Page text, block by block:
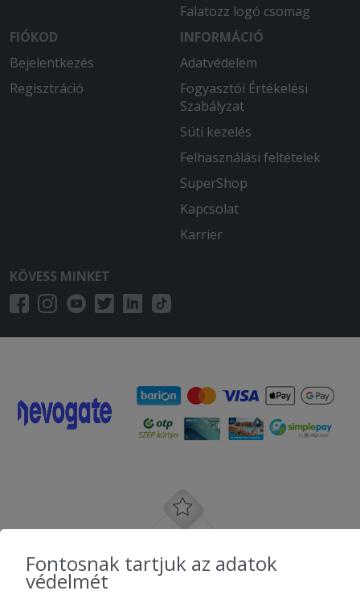
Falatozz logó csomag
FIÓKOD
Bejelentkezés
Regisztráció
INFORMÁCIÓ
Adatvédelem
Fogyasztói Értékelési
Szabályzat
Süti kezelés
Felhasználási feltételek
SuperShop
Kapcsolat
Karrier
KÖVESS MINKET
Fontosnak tartjuk az adatok
védelmét